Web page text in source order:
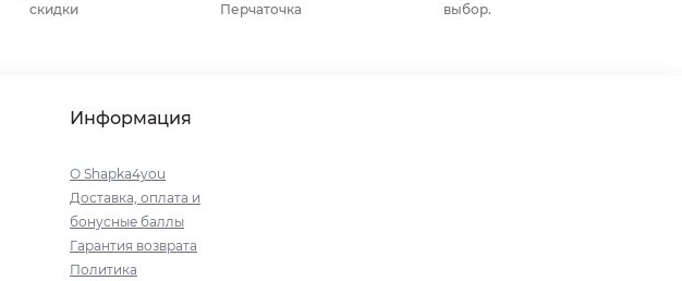
скидки
Перчаточка
выбор.
Информация
О Shapka4you
Доставка, оплата и
бонусные баллы
Гарантия возврата
Политика